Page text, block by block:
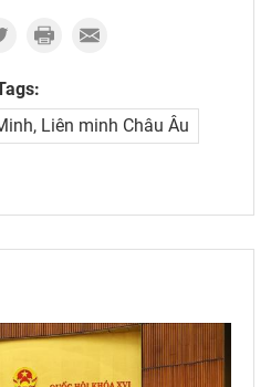
Liên minh Châu Âu